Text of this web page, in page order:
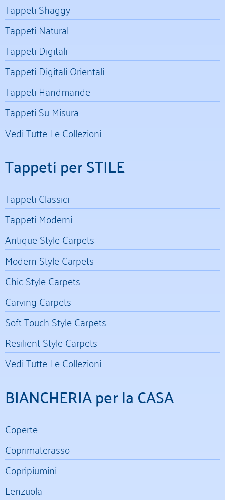
Tappeti Shaggy
Tappeti Natural
Tappeti Digitali
Tappeti Digitali Orientali
Tappeti Handmande
Tappeti Su Misura
Vedi Tutte Le Collezioni
Tappeti per STILE
Tappeti Classici
Tappeti Moderni
Antique Style Carpets
Modern Style Carpets
Chic Style Carpets
Carving Carpets
Soft Touch Style Carpets
Resilient Style Carpets
Vedi Tutte Le Collezioni
BIANCHERIA per la CASA
Coperte
Coprimaterasso
Copripiumini
Lenzuola